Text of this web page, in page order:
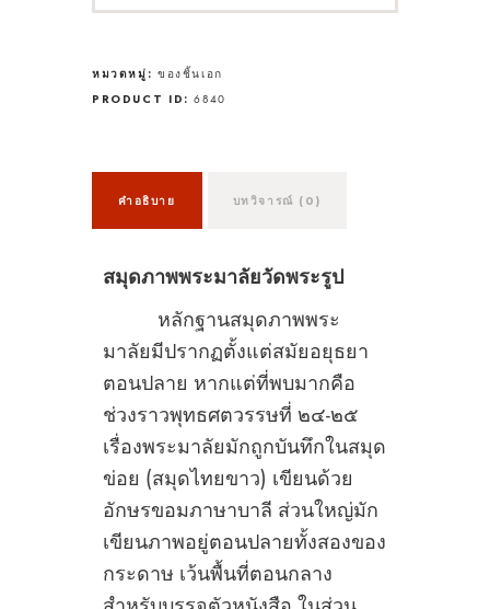
หมวดหมู่: ของชิ้นเอก
PRODUCT ID:6840
คำอธิบาย บทวิจารณ์ (0)
สมุดภาพพระมาลัยวัดพระรูป
หลักฐานสมุดภาพพระ
มาลัยมีปรากฏตั้งแต่สมัยอยุธยา
ตอนปลาย หากแต่ที่พบมากคือ
ช่วงราวพุทธศตวรรษที่ ๒๔-๒๕
เรื่องพระมาลัยมักถูกบันทึกในสมุด
ข่อย (สมุดไทยขาว) เขียนด้วย
อักษรขอมภาษาบาลี ส่วนใหญ่มัก
เขียนภาพอยู่ตอนปลายทั้งสองของ
กระดาษ เว้นพื้นที่ตอนกลาง